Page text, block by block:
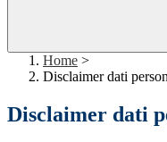
Home >
Disclaimer dati
Disclaimer dati